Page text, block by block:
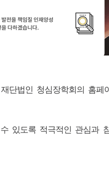
법인 청심장학회의 홈페
있도록 적극적인 관심과